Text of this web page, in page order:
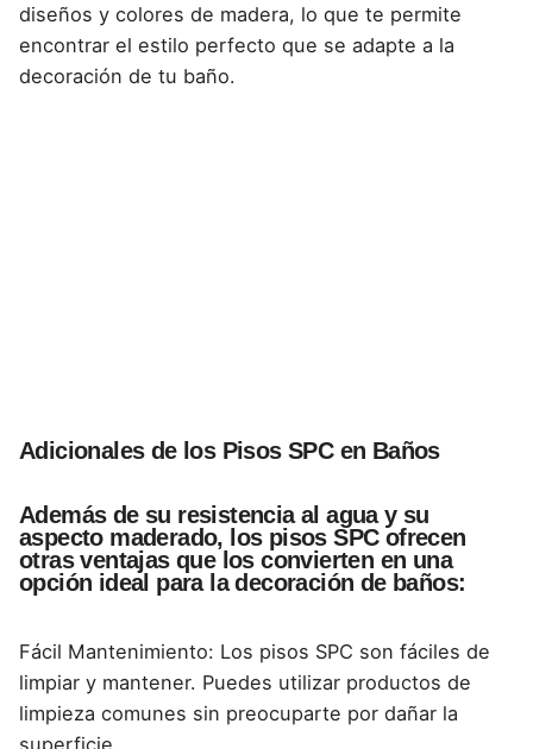
diseños y colores de madera, lo que te permite
encontrar el estilo perfecto que se adapte a la
decoración de tu baño.
Adicionales de los Pisos SPC en Baños
Además de su resistencia al agua y su
aspecto maderado, los pisos SPC ofrecen
otras ventajas que los convierten en una
opción ideal para la decoración de baños:
Fácil Mantenimiento: Los pisos SPC son fáciles de
limpiar y mantener. Puedes utilizar productos de
limpieza comunes sin preocuparte por dañar la
superficie.